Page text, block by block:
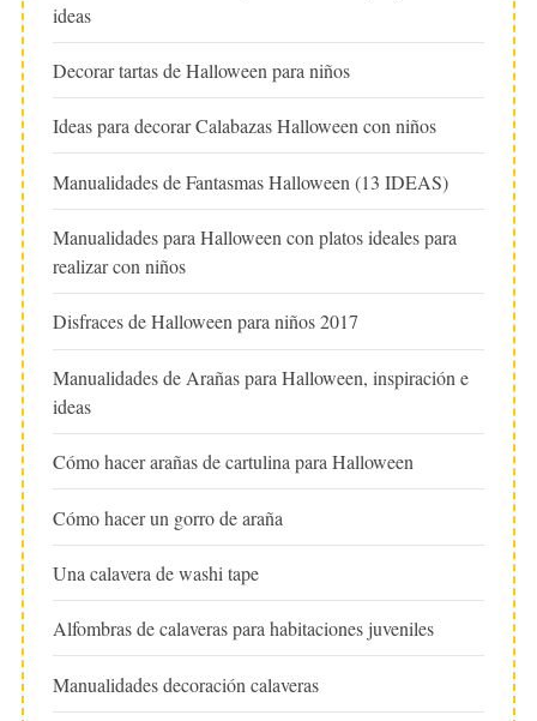
ideas
Decorar tartas de Halloween para niños
Ideas para decorar Calabazas Halloween con niños
Manualidades de Fantasmas Halloween (13 IDEAS)
Manualidades para Halloween con platos ideales para
realizar con niños
Disfraces de Halloween para niños 2017
Manualidades de Arañas para Halloween, inspiración e
ideas
Cómo hacer arañas de cartulina para Halloween
Cómo hacer un gorro de araña
Una calavera de washi tape
Alfombras de calaveras para habitaciones juveniles
Manualidades decoración calaveras